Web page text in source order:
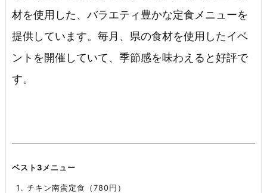
材を使用した、バラエティ豊かな定食メニューを
提供しています。毎月、県の食材を使用したイベ
ントを開催していて、季節感を味わえると好評で
す。
ベスト3メニュー
チキン南蛮定食（780円）